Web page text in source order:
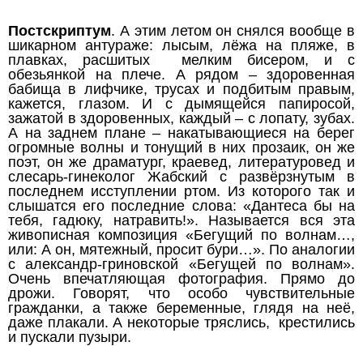
Постскриптум. А этим летом он снялся вообще в
шикарном антураже: лысым, лёжа на пляже, в
плавках, расшитых мелким бисером, и с
обезьянкой на плече. А рядом – здоровенная
бабища в лифчике, трусах и подбитым правым,
кажется, глазом. И с дымящейся папиросой,
зажатой в здоровенных, каждый – с лопату, зубах.
А на заднем плане – накатывающиеся на берег
огромные волны и тонущий в них прозаик, он же
поэт, он же драматург, краевед, литературовед и
слесарь-гинеколог Жабский с развёрзнутым в
последнем исступлении ртом. Из которого так и
слышатся его последние слова: «Дантеса бы на
тебя, гадюку, натравить!». Называется вся эта
живописная композиция «Бегущий по волнам…,
или: А он, мятежный, просит бури…». По аналогии
с александр-гриновской «Бегущей по волнам».
Очень впечатляющая фотография. Прямо до
дрожи. Говорят, что особо чувствительные
гражданки, а также беременные, глядя на неё,
даже плакали. А некоторые тряслись, крестились
и пускали пузыри.